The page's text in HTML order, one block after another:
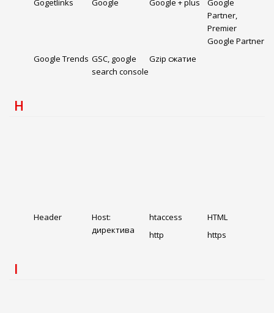
Gogetlinks Google Google + plus
Google
Partner,
Premier
Google Partner
Google Trends GSC, google
search console
Gzip сжатие
H
Header
Host:
директива
htaccess
HTML
http
https
I